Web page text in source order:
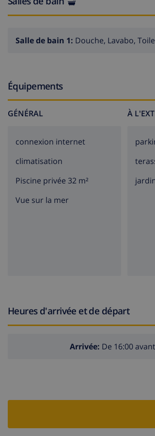
Salle de bain 1: Douche, Lavabo,
Équipements
GÉNÉRAL
connexion internet
climatisation
Piscine privée 32 m²
Vue sur la mer
À
Heures d'arrivée et de départ
Arrivée: De 16:00